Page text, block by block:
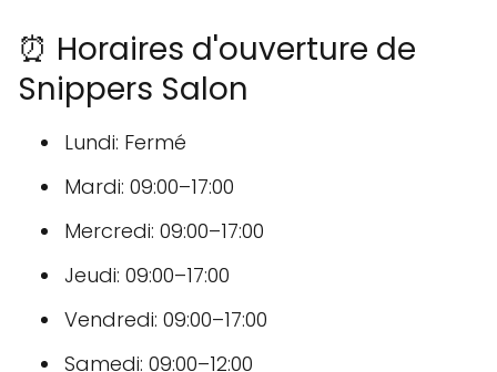
⏰ Horaires d'ouverture de
Snippers Salon
Lundi: Fermé
Mardi: 09:00–17:00
Mercredi: 09:00–17:00
Jeudi: 09:00–17:00
Vendredi: 09:00–17:00
Samedi: 09:00–12:00